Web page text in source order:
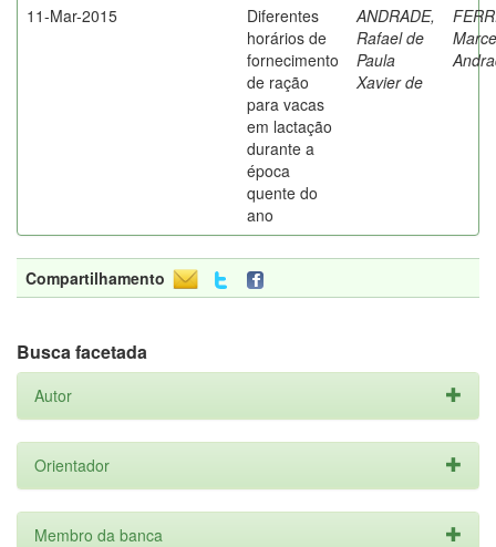
11-Mar-2015
Diferentes
horários de
fornecimento
de ração
para vacas
em lactação
durante a
época
quente do
ano
ANDRADE,
Rafael de
Paula
Xavier de
Compartilhamento
Busca facetada
Autor
Orientador
Membro da banca